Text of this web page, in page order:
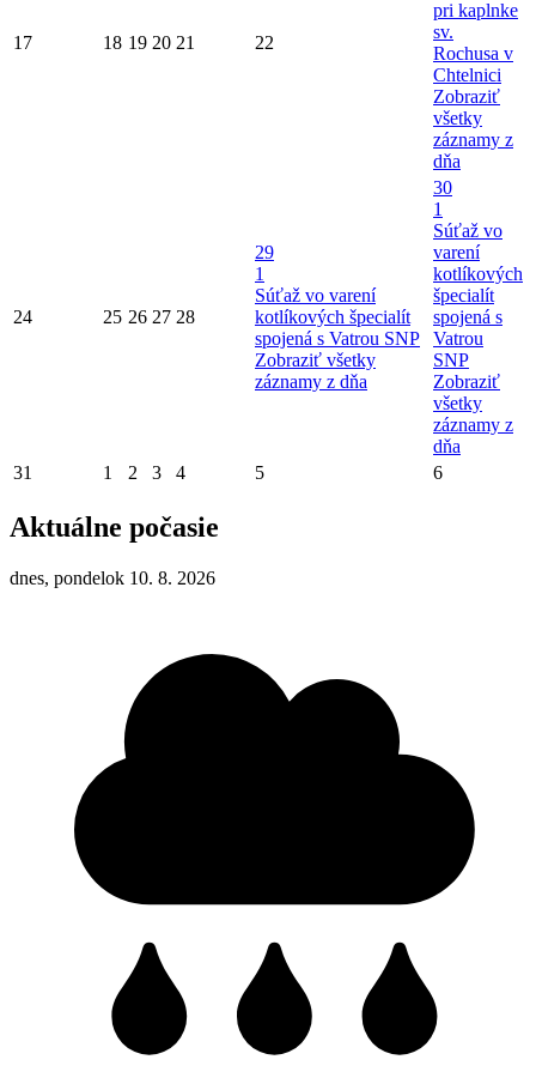
17 18 19 20 21 22
pri kaplnke
sv.
Rochusa v
Chtelnici
Zobraziť
všetky
záznamy z
dňa
24 25 26 27 28
29
1
Súťaž vo varení
kotlíkových špecialít
spojená s Vatrou SNP
Zobraziť všetky
záznamy z dňa
30
1
Súťaž vo
varení
kotlíkových
špecialít
spojená s
Vatrou
SNP
Zobraziť
všetky
záznamy z
dňa
31
1 2 3 4 5 6
Aktuálne počasie
dnes, pondelok 10. 8. 2026